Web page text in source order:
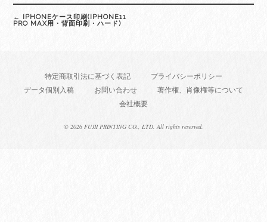
navigation
← IPHONEケース印刷(IPHONE11
PRO MAX用・背面印刷・ハード)
特定商取引法に基づく表記
プライバシーポリシー
データ個別入稿
お問い合わせ
著作権、肖像権等について
会社概要
© 2026 FUJII PRINTING CO., LTD. All rights reserved.